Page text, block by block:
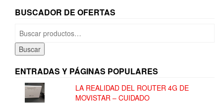
BUSCADOR DE OFERTAS
Buscar
por:
Buscar
ENTRADAS Y PÁGINAS POPULARES
LA REALIDAD DEL ROUTER 4G DE
MOVISTAR – CUIDADO